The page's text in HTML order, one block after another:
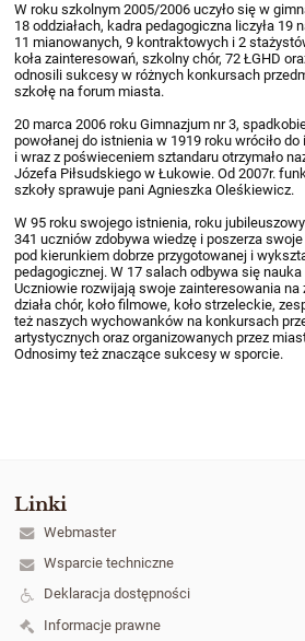
W roku szkolnym 2005/2006 uczyło się w
18 oddziałach, kadra pedagogiczna liczyła 19
11 mianowanych, 9 kontraktowych i 2
koła zainteresowań, szkolny chór, 72 ŁGHD
odnosili sukcesy w różnych konkursach
szkołę na forum miasta.
20 marca 2006 roku Gimnazjum nr 3,
powołanej do istnienia w 1919 roku wróciło
i wraz z poświeceniem sztandaru otrzymało
Józefa Piłsudskiego w Łukowie. Od 2007r.
szkoły sprawuje pani Agnieszka Oleśkiewicz.
W 95 roku swojego istnienia, roku
341 uczniów zdobywa wiedzę i poszerza
pod kierunkiem dobrze przygotowanej i
pedagogicznej. W 17 salach odbywa się
Uczniowie rozwijają swoje zainteresowania na
działa chór, koło filmowe, koło strzeleckie,
też naszych wychowanków na konkursach
artystycznych oraz organizowanych przez
Odnosimy też znaczące sukcesy w sporcie.
Linki
Webmaster
Wsparcie techniczne
Deklaracja dostępności
Informacje prawne